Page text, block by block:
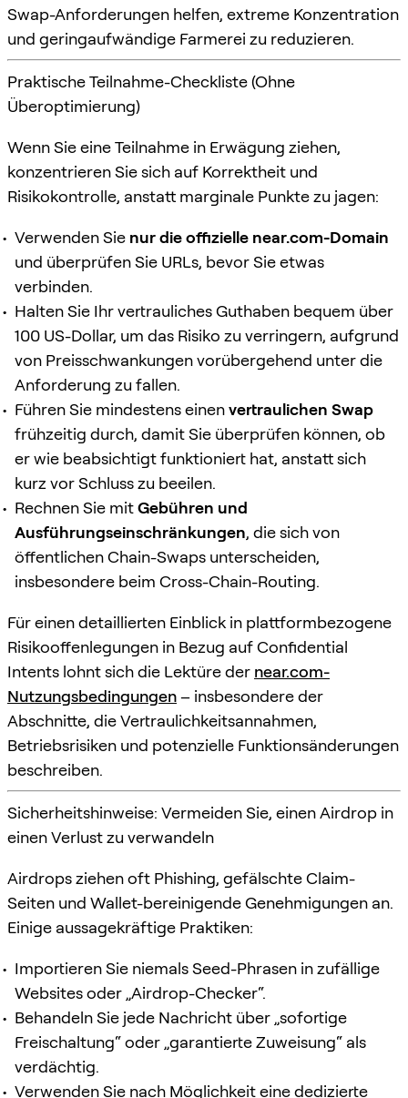
Swap-Anforderungen helfen, extreme Konzentration
und geringaufwändige Farmerei zu reduzieren.
Praktische Teilnahme-Checkliste (Ohne
Überoptimierung)
Wenn Sie eine Teilnahme in Erwägung ziehen,
konzentrieren Sie sich auf Korrektheit und
Risikokontrolle, anstatt marginale Punkte zu jagen:
Verwenden Sie nur die offizielle near.com-Domain
und überprüfen Sie URLs, bevor Sie etwas
verbinden.
Halten Sie Ihr vertrauliches Guthaben bequem über
100 US-Dollar, um das Risiko zu verringern, aufgrund
von Preisschwankungen vorübergehend unter die
Anforderung zu fallen.
Führen Sie mindestens einenvertraulichen Swap
frühzeitig durch, damit Sie überprüfen können, ob
er wie beabsichtigt funktioniert hat, anstatt sich
kurz vor Schluss zu beeilen.
Rechnen Sie mitGebühren und
Ausführungseinschränkungen, die sich von
öffentlichen Chain-Swaps unterscheiden,
insbesondere beim Cross-Chain-Routing.
Für einen detaillierten Einblick in plattformbezogene
Risikooffenlegungen in Bezug auf Confidential
Intents lohnt sich die Lektüre der near.com-
Nutzungsbedingungen– insbesondere der
Abschnitte, die Vertraulichkeitsannahmen,
Betriebsrisiken und potenzielle Funktionsänderungen
beschreiben.
Sicherheitshinweise: Vermeiden Sie, einen Airdrop in
einen Verlust zu verwandeln
Airdrops ziehen oft Phishing, gefälschte Claim-
Seiten und Wallet-bereinigende Genehmigungen an.
Einige aussagekräftige Praktiken:
Importieren Sie niemals Seed-Phrasen in zufällige
Websites oder „Airdrop-Checker“.
Behandeln Sie jede Nachricht über „sofortige
Freischaltung“ oder „garantierte Zuweisung“ als
verdächtig.
Verwenden Sie nach Möglichkeit eine dedizierte